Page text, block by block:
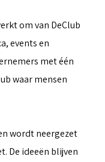
om van DeClub
events en
met één
waar mensen
wordt neergezet
De ideeën blijven